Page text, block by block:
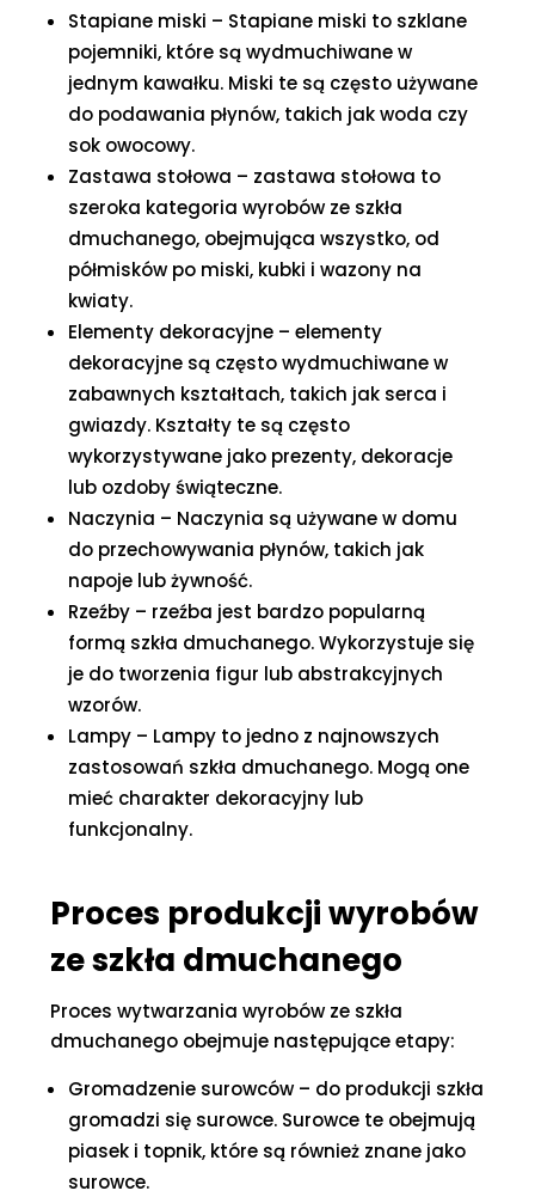
Stapiane miski – Stapiane miski to szklane
pojemniki, które są wydmuchiwane w
jednym kawałku. Miski te są często używane
do podawania płynów, takich jak woda czy
sok owocowy.
Zastawa stołowa – zastawa stołowa to
szeroka kategoria wyrobów ze szkła
dmuchanego, obejmująca wszystko, od
półmisków po miski, kubki i wazony na
kwiaty.
Elementy dekoracyjne – elementy
dekoracyjne są często wydmuchiwane w
zabawnych kształtach, takich jak serca i
gwiazdy. Kształty te są często
wykorzystywane jako prezenty, dekoracje
lub ozdoby świąteczne.
Naczynia – Naczynia są używane w domu
do przechowywania płynów, takich jak
napoje lub żywność.
Rzeźby – rzeźba jest bardzo popularną
formą szkła dmuchanego. Wykorzystuje się
je do tworzenia figur lub abstrakcyjnych
wzorów.
Lampy – Lampy to jedno z najnowszych
zastosowań szkła dmuchanego. Mogą one
mieć charakter dekoracyjny lub
funkcjonalny.
Proces produkcji wyrobów
ze szkła dmuchanego
Proces wytwarzania wyrobów ze szkła
dmuchanego obejmuje następujące etapy:
Gromadzenie surowców – do produkcji szkła
gromadzi się surowce. Surowce te obejmują
piasek i topnik, które są również znane jako
surowce.